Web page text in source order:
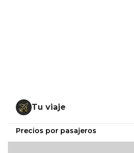
Tu viaje
Precios por pasajeros